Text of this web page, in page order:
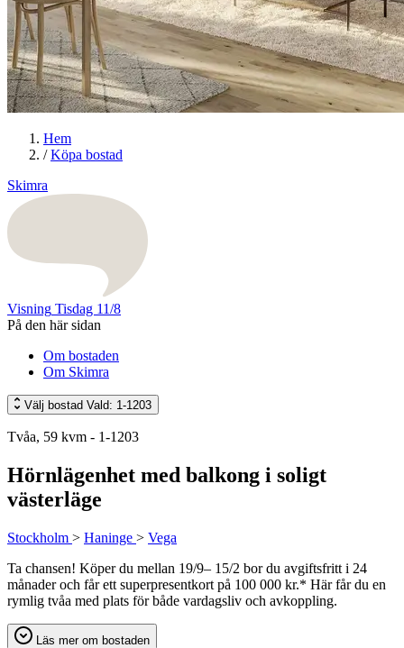
Hem
/ Köpa bostad
Skimra
Visning Tisdag 11/8
På den här sidan
Om bostaden
Om Skimra
Välj bostad Vald: 1-1203
Tvåa, 59 kvm - 1-1203
Hörnlägenhet med balkong i soligt
västerläge
Stockholm > Haninge > Vega
Ta chansen! Köper du mellan 19/9– 15/2 bor du avgiftsfritt i 24
månader och får ett superpresentkort på 100 000 kr.* Här får du en
rymlig tvåa med plats för både vardagsliv och avkoppling.
Läs mer om bostaden